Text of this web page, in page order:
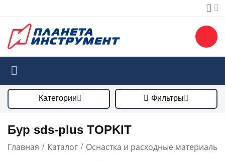
Категории Фильтры
Бур sds-plus TOPKIT
Главная / Каталог / Оснастка и расходные материалы